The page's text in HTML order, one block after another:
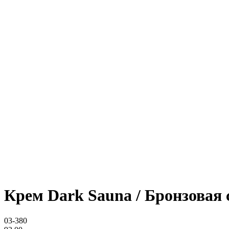
Крем Dark Sauna / Бронзовая
03-380